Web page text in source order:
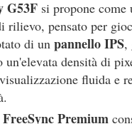
G53F si propone
rilievo, pensato per
di un pannello IPS,
un'elevata densità di
fluida e
Premium